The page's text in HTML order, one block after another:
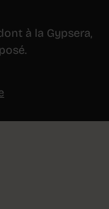
à la Gypsera,